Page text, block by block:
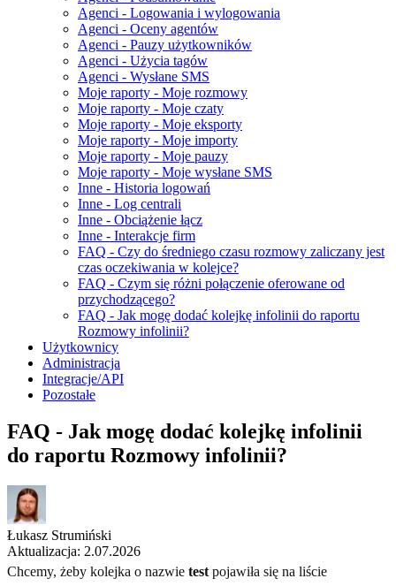
Agenci - Logowania i wylogowania
Agenci - Oceny agentów
Agenci - Pauzy użytkowników
Agenci - Użycia tagów
Agenci - Wysłane SMS
Moje raporty - Moje rozmowy
Moje raporty - Moje czaty
Moje raporty - Moje eksporty
Moje raporty - Moje importy
Moje raporty - Moje pauzy
Moje raporty - Moje wysłane SMS
Inne - Historia logowań
Inne - Log centrali
Inne - Obciążenie łącz
Inne - Interakcje firm
FAQ - Czy do średniego czasu rozmowy zaliczany jest
czas oczekiwania w kolejce?
FAQ - Czym się różni połączenie oferowane od
przychodzącego?
FAQ - Jak mogę dodać kolejkę infolinii do raportu
Rozmowy infolinii?
Użytkownicy
Administracja
Integracje/API
Pozostałe
FAQ - Jak mogę dodać kolejkę infolinii
do raportu Rozmowy infolinii?
Łukasz Strumiński
Aktualizacja: 2.07.2026
Chcemy, żeby kolejka o nazwie test pojawiła się na liście